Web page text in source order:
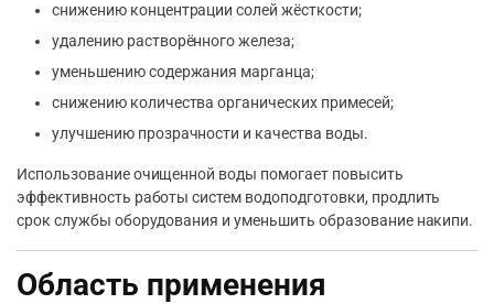
снижению концентрации солей жёсткости;
удалению растворённого железа;
уменьшению содержания марганца;
снижению количества органических примесей;
улучшению прозрачности и качества воды.
Использование очищенной воды помогает повысить
эффективность работы систем водоподготовки, продлить
срок службы оборудования и уменьшить образование накипи.
Область применения